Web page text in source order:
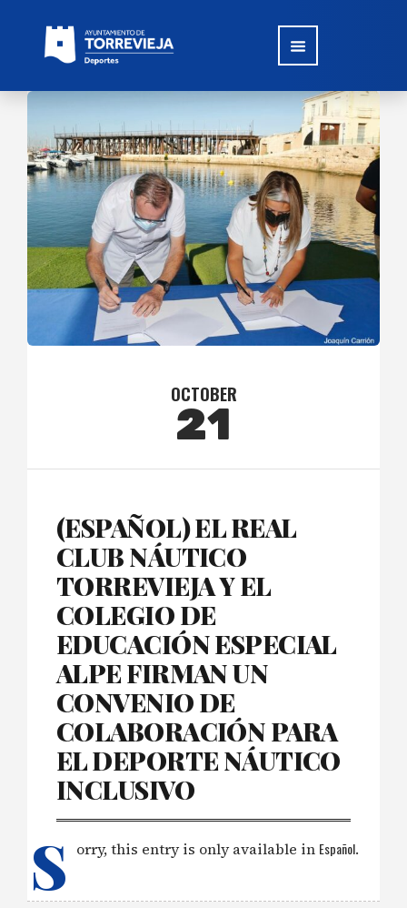
OCTOBER
21
(ESPAÑOL) EL REAL
CLUB NÁUTICO
TORREVIEJA Y EL
COLEGIO DE
EDUCACIÓN ESPECIAL
ALPE FIRMAN UN
CONVENIO DE
COLABORACIÓN PARA
EL DEPORTE NÁUTICO
INCLUSIVO
S orry, this entry is only available in Español.